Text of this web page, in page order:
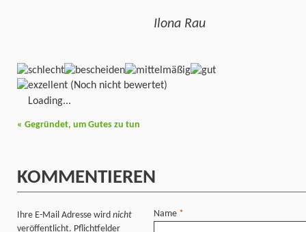
Ilona Rau
(Noch nicht bewertet)
Loading...
« Gegründet, um Gutes zu tun
KOMMENTIEREN
Ihre E-Mail Adresse wird nicht
veröffentlicht. Pflichtfelder
Name *